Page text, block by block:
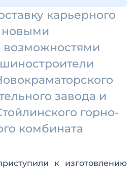
карьерного
новыми
возможностями
завода и
горно-
комбината
к изготовлению